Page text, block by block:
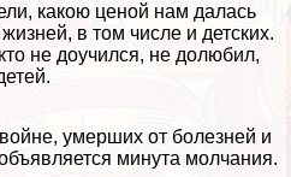
какою ценой нам далась
в том числе и детских.
не доучился, не долюбил,
умерших от болезней и
минута молчания.